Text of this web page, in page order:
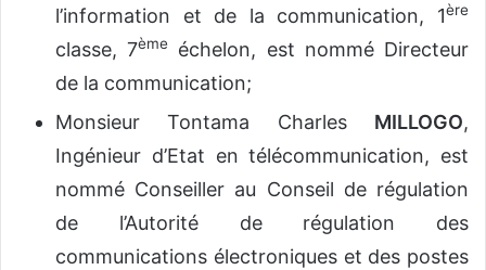
l’information et de la communication, 1ère
classe, 7ème
échelon, est nommé Directeur
de la communication;
Monsieur Tontama Charles MILLOGO,
Ingénieur d’Etat en télécommunication, est
nommé Conseiller au Conseil de régulation
de l’Autorité de régulation des
communications électroniques et des postes